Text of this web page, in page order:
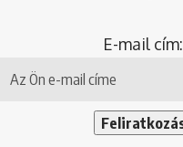
E-mail cím: